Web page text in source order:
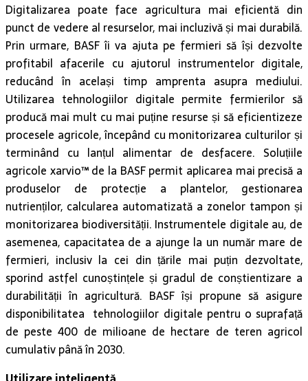
Digitalizarea poate face agricultura mai eficientă din
punct de vedere al resurselor, mai incluzivă și mai durabilă.
Prin urmare, BASF îi va ajuta pe fermieri să își dezvolte
profitabil afacerile cu ajutorul instrumentelor digitale,
reducând în același timp amprenta asupra mediului.
Utilizarea tehnologiilor digitale permite fermierilor să
producă mai mult cu mai puține resurse și să eficientizeze
procesele agricole, începând cu monitorizarea culturilor și
terminând cu lanțul alimentar de desfacere. Soluțiile
agricole xarvio™ de la BASF permit aplicarea mai precisă a
produselor de protecție a plantelor, gestionarea
nutrienților, calcularea automatizată a zonelor tampon și
monitorizarea biodiversității. Instrumentele digitale au, de
asemenea, capacitatea de a ajunge la un număr mare de
fermieri, inclusiv la cei din țările mai puțin dezvoltate,
sporind astfel cunoștințele și gradul de conștientizare a
durabilității în agricultură. BASF își propune să asigure
disponibilitatea tehnologiilor digitale pentru o suprafață
de peste 400 de milioane de hectare de teren agricol
cumulativ până în 2030.